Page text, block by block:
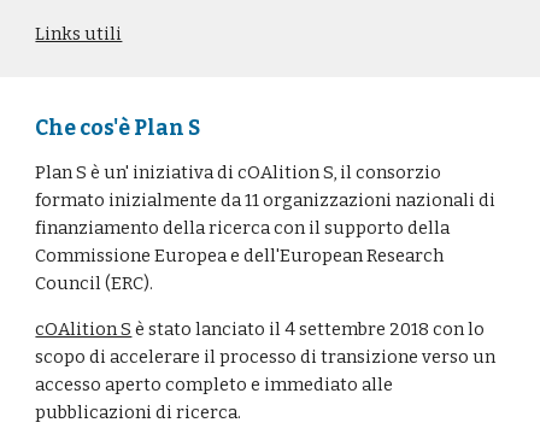
Links utili
Che cos'è Plan S
Plan S è un' iniziativa di cOAlition S, il consorzio
formato inizialmente da 11 organizzazioni nazionali di
finanziamento della ricerca con il supporto della
Commissione Europea e dell'European Research
Council (ERC).
cOAlition S è stato lanciato il 4 settembre 2018 con lo
scopo di accelerare il processo di transizione verso un
accesso aperto completo e immediato alle
pubblicazioni di ricerca.